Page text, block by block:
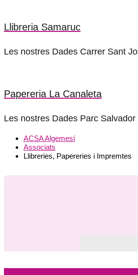
Llibreria Samaruc
Les nostres Dades Carrer Sant
Papereria La Canaleta
Les nostres Dades Parc
ACSA Algemesí
Associats
Llibreries, Papereries i Impremtes